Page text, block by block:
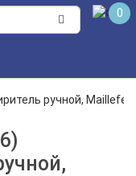
0
ручной, Maillefer